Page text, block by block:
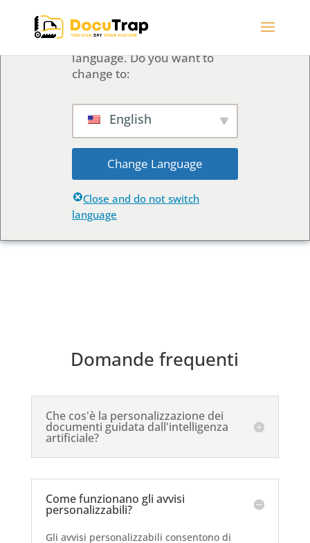
We've detected you might
be speaking a different
language. Do you want to
change to:
English
Change Language
Close and do not switch
language
Domande frequenti
Che cos'è la personalizzazione dei
documenti guidata dall'intelligenza
artificiale?
Come funzionano gli avvisi
personalizzabili?
Gli avvisi personalizzabili consentono di